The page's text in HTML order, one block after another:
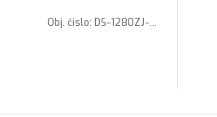
Obj. čislo: DS-1280ZJ-DM8